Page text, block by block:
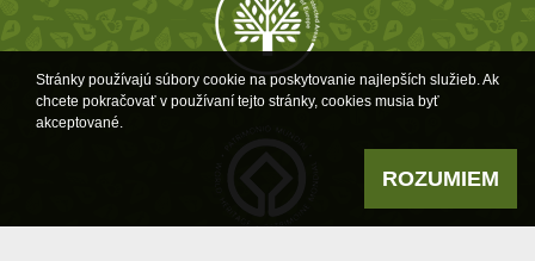
Stránky používajú súbory cookie na poskytovanie najlepších služieb. Ak
chcete pokračovať v používaní tejto stránky, cookies musia byť
akceptované.
ROZUMIEM